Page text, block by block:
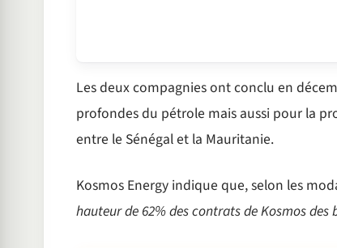
Les deux compagnies ont conclu en
profondes du pétrole mais aussi pour la
entre le Sénégal et la Mauritanie.
Kosmos Energy indique que, selon les
hauteur de 62% des contrats de Kosmos des